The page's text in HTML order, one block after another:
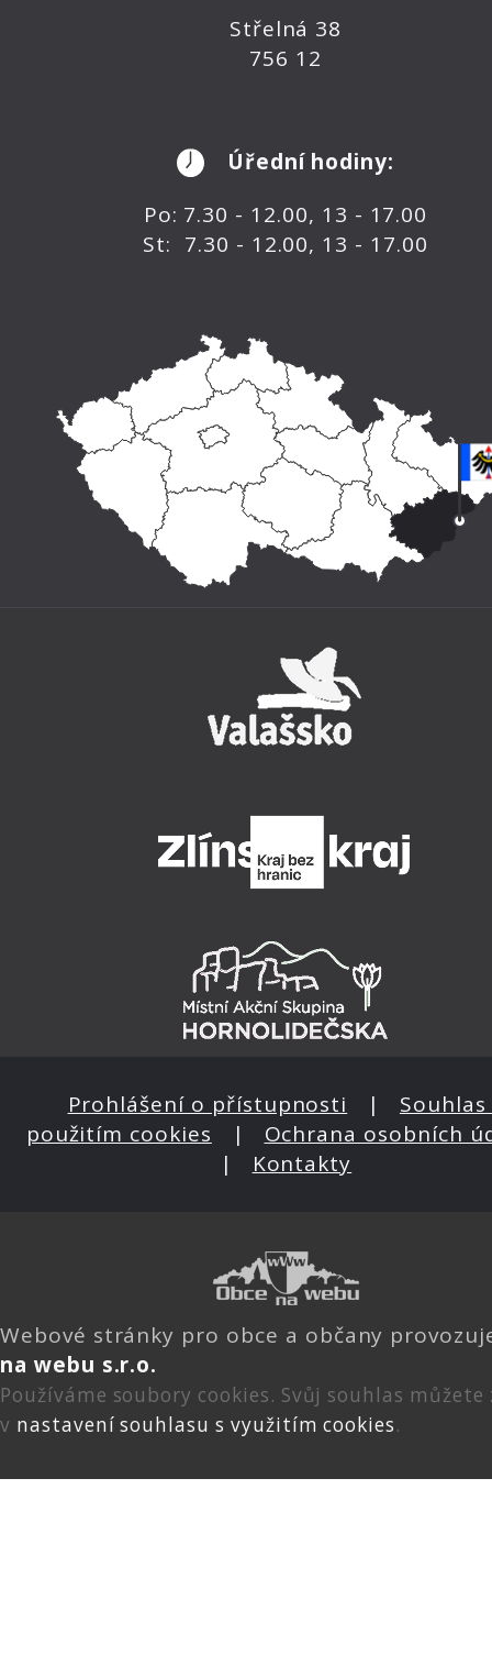
Střelná 38
756 12
Úřední hodiny:
Po: 7.30 - 12.00, 13 - 17.00
St: 7.30 - 12.00, 13 - 17.00
Prohlášení o přístupnosti | Souhlas
použitím cookies | Ochrana osobních
| Kontakty
Webové stránky pro obce a občany
na webu s.r.o.
Používáme soubory cookies. Svůj souhlas
v nastavení souhlasu s využitím cookies.